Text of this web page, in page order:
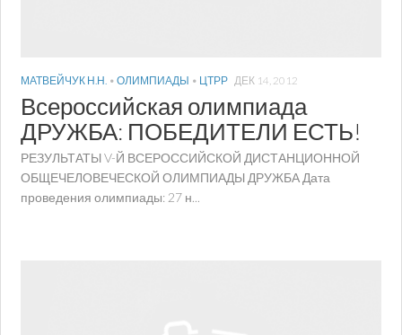
МАТВЕЙЧУК Н.Н. • ОЛИМПИАДЫ • ЦТРР ДЕК 14, 2012
Всероссийская олимпиада
ДРУЖБА: ПОБЕДИТЕЛИ ЕСТЬ!
РЕЗУЛЬТАТЫ V-Й ВСЕРОССИЙСКОЙ ДИСТАНЦИОННОЙ
ОБЩЕЧЕЛОВЕЧЕСКОЙ ОЛИМПИАДЫ ДРУЖБА Дата
проведения олимпиады: 27 н...